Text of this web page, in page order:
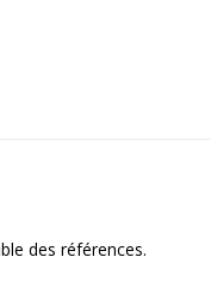
des références.